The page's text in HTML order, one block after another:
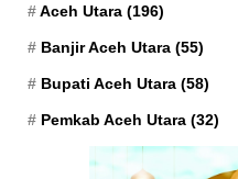
Aceh Utara (196)
Banjir Aceh Utara (55)
Bupati Aceh Utara (58)
Pemkab Aceh Utara (32)